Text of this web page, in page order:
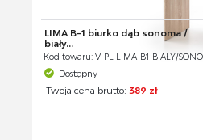
LIMA B-1 biurko dąb sonoma /
biały...
Kod towaru: V-PL-LIMA-B1-BIAŁY/
Dostępny
Twoja cena brutto:389 zł